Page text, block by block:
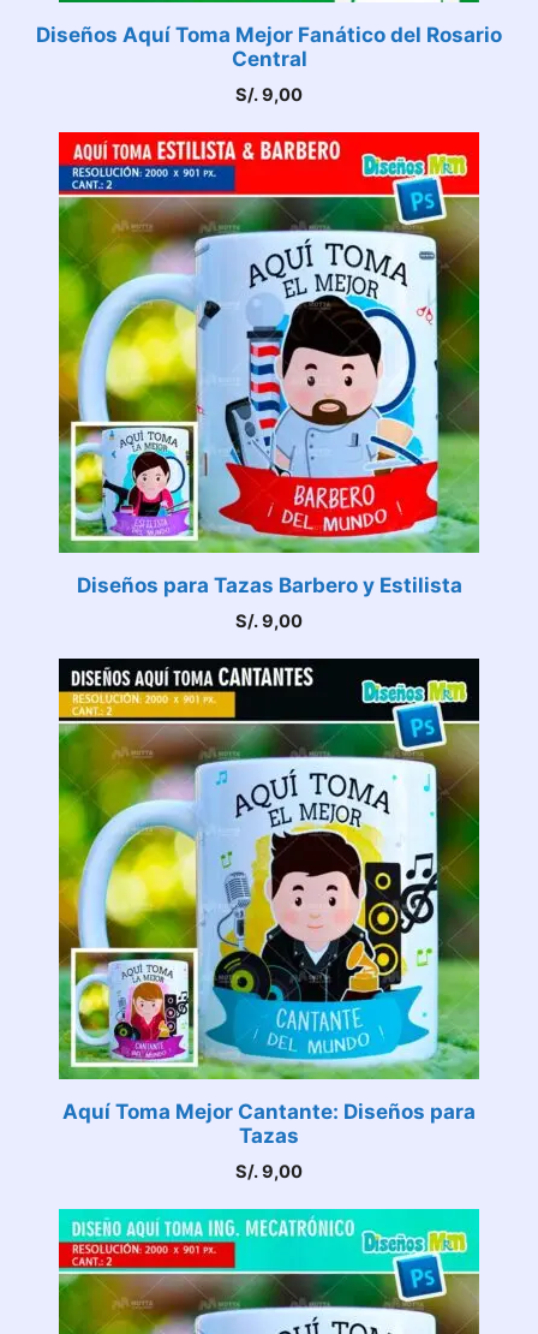
Diseños Aquí Toma Mejor Fanático del Rosario
Central
S/.9,00
Diseños para Tazas Barbero y Estilista
S/.9,00
Aquí Toma Mejor Cantante: Diseños para
Tazas
S/.9,00